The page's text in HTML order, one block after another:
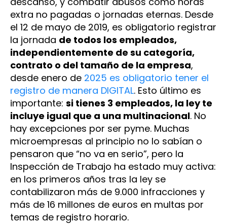
extra no pagadas o jornadas eternas. Desde
el 12 de mayo de 2019, es obligatorio registrar
la jornada de todos los empleados,
independientemente de su categoría,
contrato o del tamaño de la empresa​,
desde enero de 2025 es obligatorio tener el
registro de manera DIGITAL. Esto último es
importante: si tienes 3 empleados, la ley te
incluye igual que a una multinacional. No
hay excepciones por ser pyme. Muchas
microempresas al principio no lo sabían o
pensaron que “no va en serio”, pero la
Inspección de Trabajo ha estado muy activa:
en los primeros años tras la ley se
contabilizaron más de 9.000 infracciones y
más de 16 millones de euros en multas por
temas de registro horario​.